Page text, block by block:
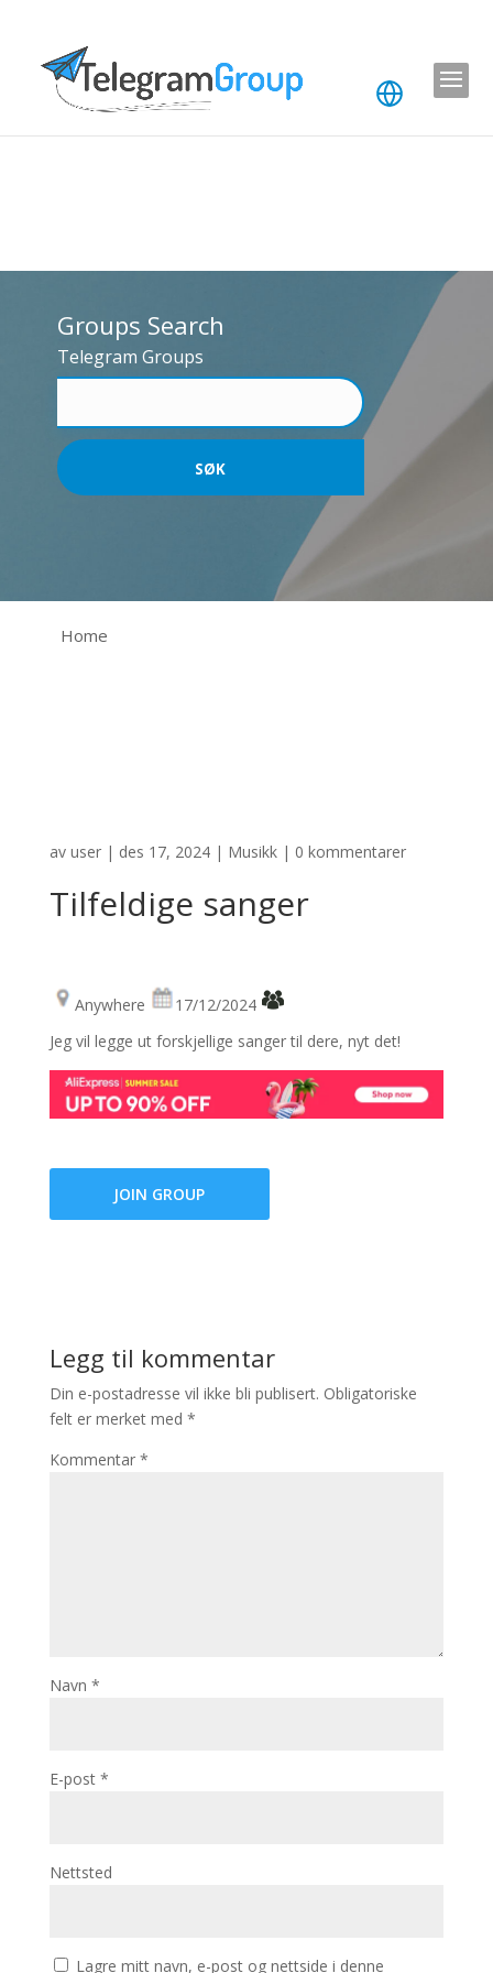
Groups Search
Telegram Groups
Home
av user| des 17, 2024| Musikk| 0 kommentarer
Tilfeldige sanger
Anywhere
17/12/2024
Jeg vil legge ut forskjellige sanger til dere, nyt det!
JOIN GROUP
Legg til kommentar
Din e-postadresse vil ikke bli publisert. Obligatoriske
felt er merket med *
Kommentar *
Navn *
E-post *
Nettsted
Lagre mitt navn, e-post og nettside i denne